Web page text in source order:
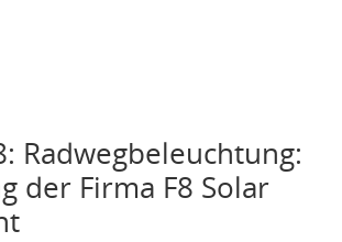
Radwegbeleuchtung:
der Firma F8 Solar